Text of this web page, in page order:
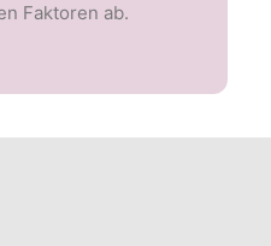
Faktoren ab.